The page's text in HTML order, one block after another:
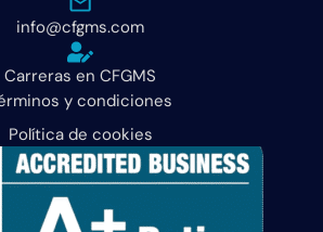
info@cfgms.com
Carreras en CFGMS
y condiciones
Política de cookies